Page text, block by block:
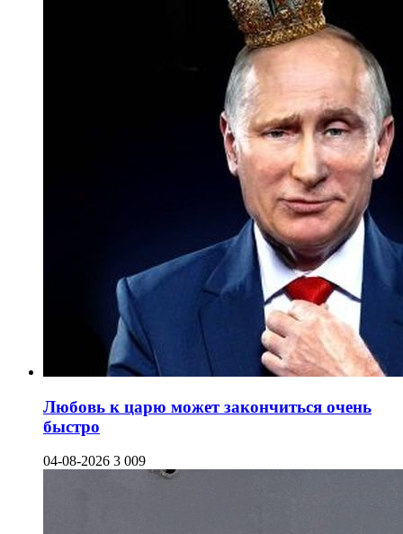
Любовь к царю может закончиться очень
быстро
04-08-2026 3 009